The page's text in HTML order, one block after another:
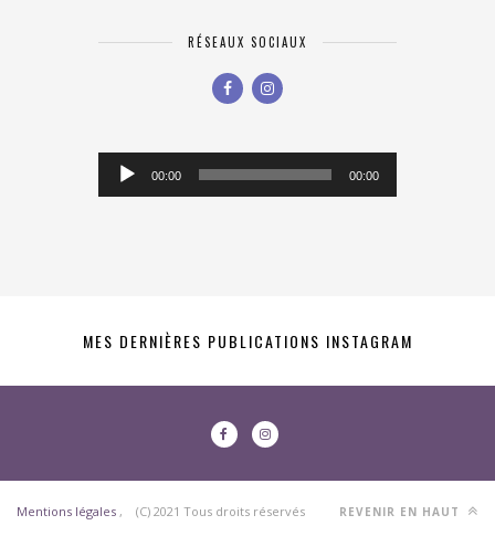
RÉSEAUX SOCIAUX
Lecteur
audio
00:00 00:00
MES DERNIÈRES PUBLICATIONS INSTAGRAM
Mentions légales , (C) 2021 Tous droits réservés REVENIR EN HAUT